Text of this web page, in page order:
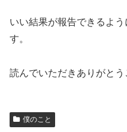
いい結果が報告できるよ
す。
読んでいただきありがとう
僕のこと